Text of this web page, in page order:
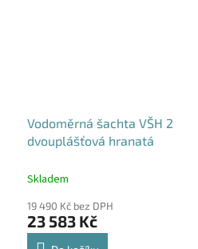
Vodoměrná šachta VŠH 2
dvouplášťová hranatá
Skladem
19 490 Kč bez DPH
23 583 Kč